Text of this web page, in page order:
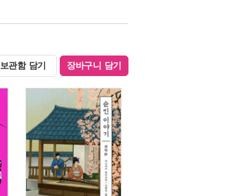
보관함 담기 장바구니 담기